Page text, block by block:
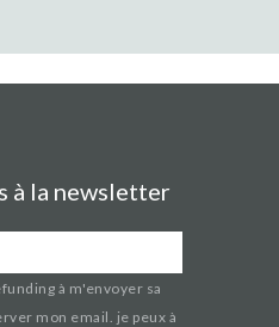
à la newsletter
à m'envoyer sa
mon email. je peux à